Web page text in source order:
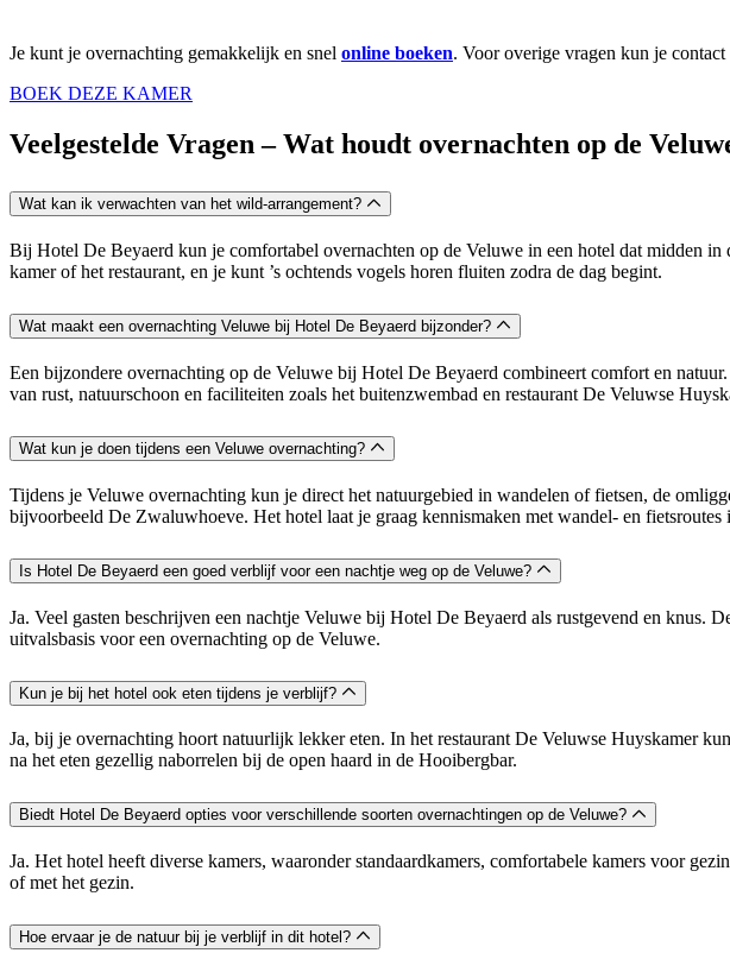
Je kunt je overnachting gemakkelijk en snel online boeken. Voor overige vragen kun je
BOEK DEZE KAMER
Veelgestelde Vragen – Wat houdt overnachten op de
Wat kan ik verwachten van het wild-arrangement?
Bij Hotel De Beyaerd kun je comfortabel overnachten op de Veluwe in een hotel dat midden
kamer of het restaurant, en je kunt ’s ochtends vogels horen fluiten zodra de dag begint.
Wat maakt een overnachting Veluwe bij Hotel De Beyaerd bijzonder?
Een bijzondere overnachting op de Veluwe bij Hotel De Beyaerd combineert comfort en
van rust, natuurschoon en faciliteiten zoals het buitenzwembad en restaurant De Veluwse
Wat kun je doen tijdens een Veluwe overnachting?
Tijdens je Veluwe overnachting kun je direct het natuurgebied in wandelen of fietsen, de
bijvoorbeeld De Zwaluwhoeve. Het hotel laat je graag kennismaken met wandel‑ en fietsroutes
Is Hotel De Beyaerd een goed verblijf voor een nachtje weg op de Veluwe?
Ja. Veel gasten beschrijven een nachtje Veluwe bij Hotel De Beyaerd als rustgevend en knus.
uitvalsbasis voor een overnachting op de Veluwe.
Kun je bij het hotel ook eten tijdens je verblijf?
Ja, bij je overnachting hoort natuurlijk lekker eten. In het restaurant De Veluwse Huyskamer
na het eten gezellig naborrelen bij de open haard in de Hooibergbar.
Biedt Hotel De Beyaerd opties voor verschillende soorten overnachtingen op de Veluwe?
Ja. Het hotel heeft diverse kamers, waaronder standaardkamers, comfortabele kamers voor
of met het gezin.
Hoe ervaar je de natuur bij je verblijf in dit hotel?